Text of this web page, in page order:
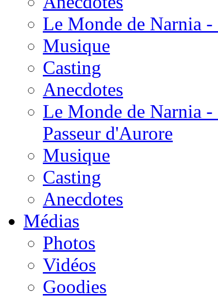
Le Monde de Narnia
Musique
Casting
Anecdotes
Le Monde de Narnia
Passeur d'Aurore
Musique
Casting
Anecdotes
Médias
Photos
Vidéos
Goodies